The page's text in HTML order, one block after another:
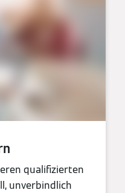
qualifizierten
unverbindlich